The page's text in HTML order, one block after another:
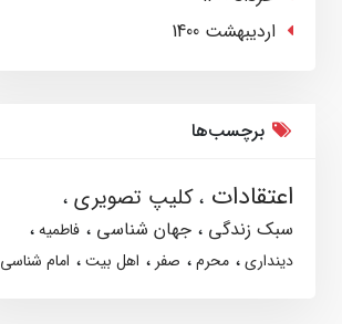
ارديبهشت 1400
برچسب‌ها
اعتقادات کلیپ تصویری
سبک زندگی جهان شناسی
فاطمیه
دینداری
محرم صفر اهل بیت امام شناسی